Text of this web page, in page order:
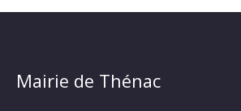
Mairie de Thénac